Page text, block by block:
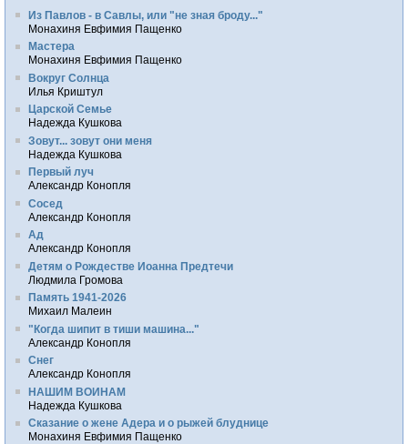
Из Павлов - в Савлы, или "не зная броду..."
Монахиня Евфимия Пащенко
Мастера
Монахиня Евфимия Пащенко
Вокруг Солнца
Илья Криштул
Царской Семье
Надежда Кушкова
Зовут... зовут они меня
Надежда Кушкова
Первый луч
Александр Конопля
Сосед
Александр Конопля
Ад
Александр Конопля
Детям о Рождестве Иоанна Предтечи
Людмила Громова
Память 1941-2026
Михаил Малеин
"Когда шипит в тиши машина..."
Александр Конопля
Снег
Александр Конопля
НАШИМ ВОИНАМ
Надежда Кушкова
Сказание о жене Адера и о рыжей блуднице
Монахиня Евфимия Пащенко